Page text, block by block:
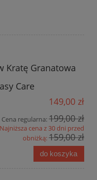
Kratę Granatowa
Care
149,00 zł
Cena regularna:199,00 zł
Najniższa cena z 30 dni przed
obniżką:159,00 zł
do koszyka